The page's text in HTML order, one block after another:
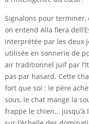
Signalons pour terminer,
on entend Alla fiera
interprétée par les deux
utilisée en sonnerie de
air traditionnel juif par
pas par hasard. Cette
fort que soi : le père
sous, le chat mange la
frappe le chien… jusqu’à